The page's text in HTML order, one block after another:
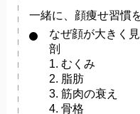
一緒に、顔痩せ習慣
なぜ顔が大きく
剖
1. むくみ
2. 脂肪
3. 筋肉の衰え
4. 骨格